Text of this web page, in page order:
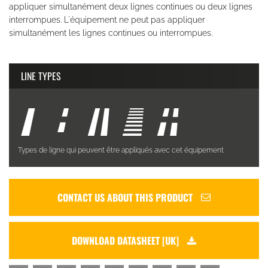
appliquer simultanément deux lignes continues ou deux lignes
interrompues. L'équipement ne peut pas appliquer
simultanément les lignes continues ou interrompues.
LINE TYPES
Types de ligne qui peuvent être appliqués avec cet équipement
CONTACT US ABOUT THIS PRODUCT
DOWNLOAD DATASHEET [UK]